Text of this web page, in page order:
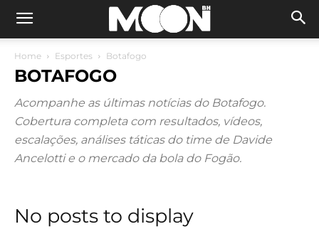
Home Esportes Botafogo
BOTAFOGO
Acompanhe as últimas notícias do Botafogo.
Cobertura completa com resultados, vídeos,
escalações, análises táticas do time de Davide
Ancelotti e o mercado da bola do Fogão.
No posts to display